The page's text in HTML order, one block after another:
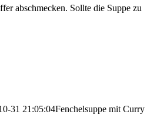
abschmecken. Sollte die Suppe zu
31 21:05:04Fenchelsuppe mit Curry